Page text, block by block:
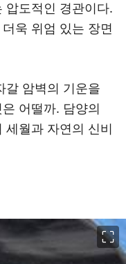
압도적인 경관이다.
욱 위엄 있는 장면
갈 암벽의 기운을
어떨까. 담양의
세월과 자연의 신비